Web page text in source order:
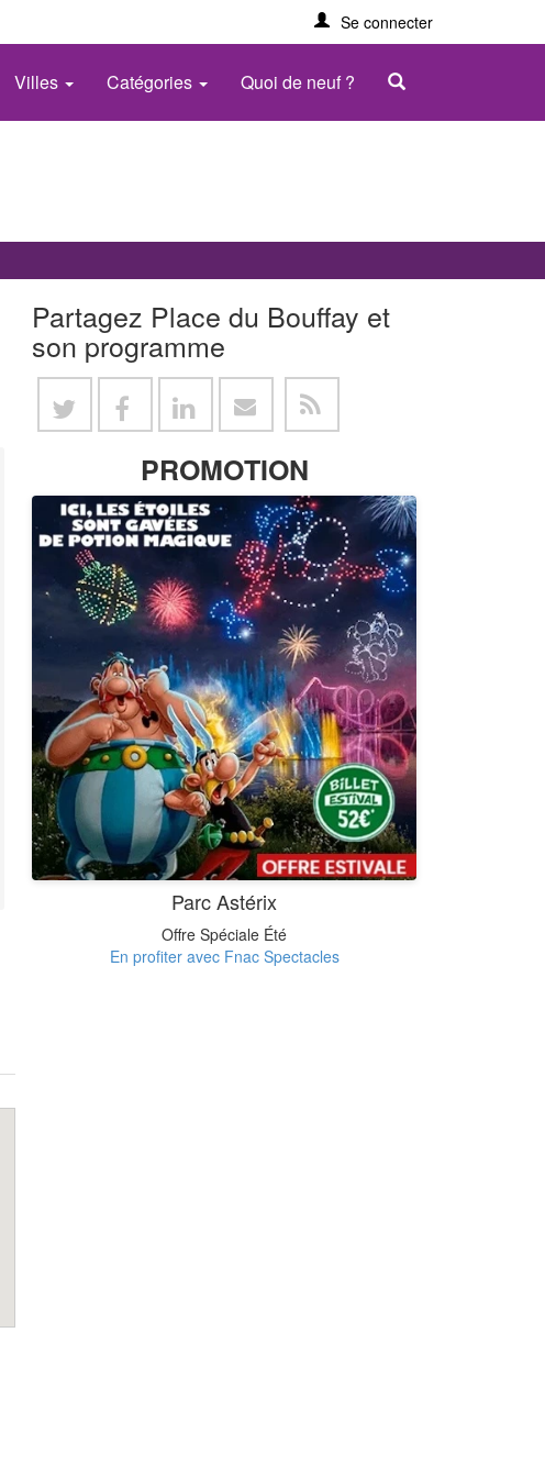
Se connecter
Villes Catégories Quoi de neuf ?
Partagez Place du Bouffay et
son programme
PROMOTION
Parc Astérix
Offre Spéciale Été
En profiter avec Fnac Spectacles